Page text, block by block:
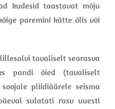
kudesid taastavat mõju
paremini kätte õlis või
tavaliselt searasva
pandi õied (tavaliselt
pliidiäärele seisma
sulatati rasv uuesti